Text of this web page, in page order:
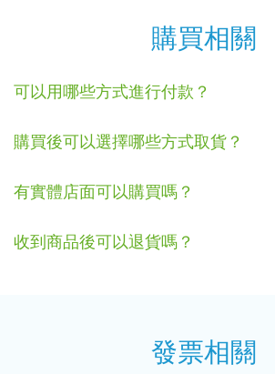
購買相關
可以用哪些方式進行付款？
購買後可以選擇哪些方式取貨？
有實體店面可以購買嗎？
收到商品後可以退貨嗎？
發票相關